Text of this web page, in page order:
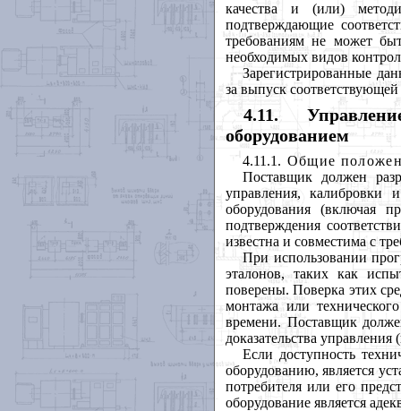
качества и (или)
подтверждающие
требованиям не может
необходимых видов
Зарегистрированные
за выпуск
4.11.
оборудованием
4.11.1 . Общие
Поставщик должен
управления, калибровки
оборудования (включая
подтверждения
известна и совместима с
При использовании
эталонов, таких как
поверены. Поверка этих
монтажа или
времени. Поставщик
доказательства управления
Если доступность
оборудованию, является
потребителя или его
оборудование является